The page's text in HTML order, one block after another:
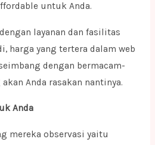
untuk Anda.
layanan dan fasilitas
harga yang tertera dalam web
dengan bermacam-
Anda rasakan nantinya.
Anda
mereka observasi yaitu